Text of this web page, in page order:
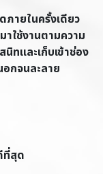
ายในครั้งเดียว
ใช้งานตามความ
ทและเก็บเข้าช่อง
กจนละลาย
ที่สุด